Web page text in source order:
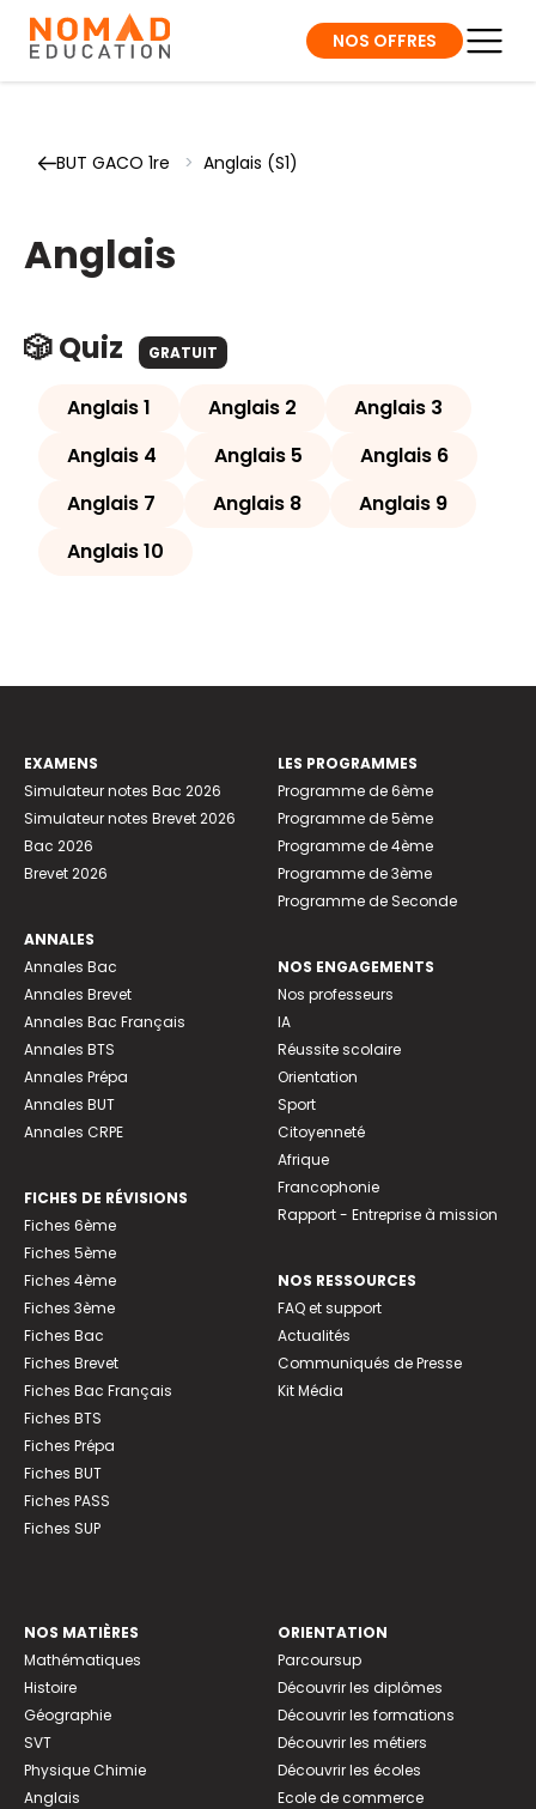
NOS OFFRES
BUT GACO 1re > Anglais (S1)
Anglais
🎲 Quiz GRATUIT
Anglais 1 Anglais 2
Anglais 3
Anglais 4
Anglais 5
Anglais 6
Anglais 7
Anglais 8
Anglais 9
Anglais 10
EXAMENS
Simulateur notes Bac 2026
Simulateur notes Brevet 2026
Bac 2026
Brevet 2026
ANNALES
Annales Bac
Annales Brevet
Annales Bac Français
Annales BTS
Annales Prépa
Annales BUT
Annales CRPE
FICHES DE RÉVISIONS
Fiches 6ème
Fiches 5ème
Fiches 4ème
Fiches 3ème
Fiches Bac
Fiches Brevet
Fiches Bac Français
Fiches BTS
Fiches Prépa
Fiches BUT
Fiches PASS
Fiches SUP
LES PROGRAMMES
Programme de 6ème
Programme de 5ème
Programme de 4ème
Programme de 3ème
Programme de Seconde
NOS ENGAGEMENTS
Nos professeurs
IA
Réussite scolaire
Orientation
Sport
Citoyenneté
Afrique
Francophonie
Rapport - Entreprise à mission
NOS RESSOURCES
FAQ et support
Actualités
Communiqués de Presse
Kit Média
NOS MATIÈRES
Mathématiques
Histoire
Géographie
SVT
Physique Chimie
Anglais
ORIENTATION
Parcoursup
Découvrir les diplômes
Découvrir les formations
Découvrir les métiers
Découvrir les écoles
Ecole de commerce